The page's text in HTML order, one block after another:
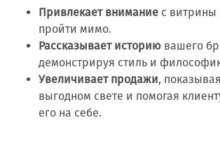
Привлекает внимание с витрины
пройти мимо.
Рассказывает историю вашего
демонстрируя стиль и
Увеличивает продажи,
выгодном свете и помогая
его на себе.